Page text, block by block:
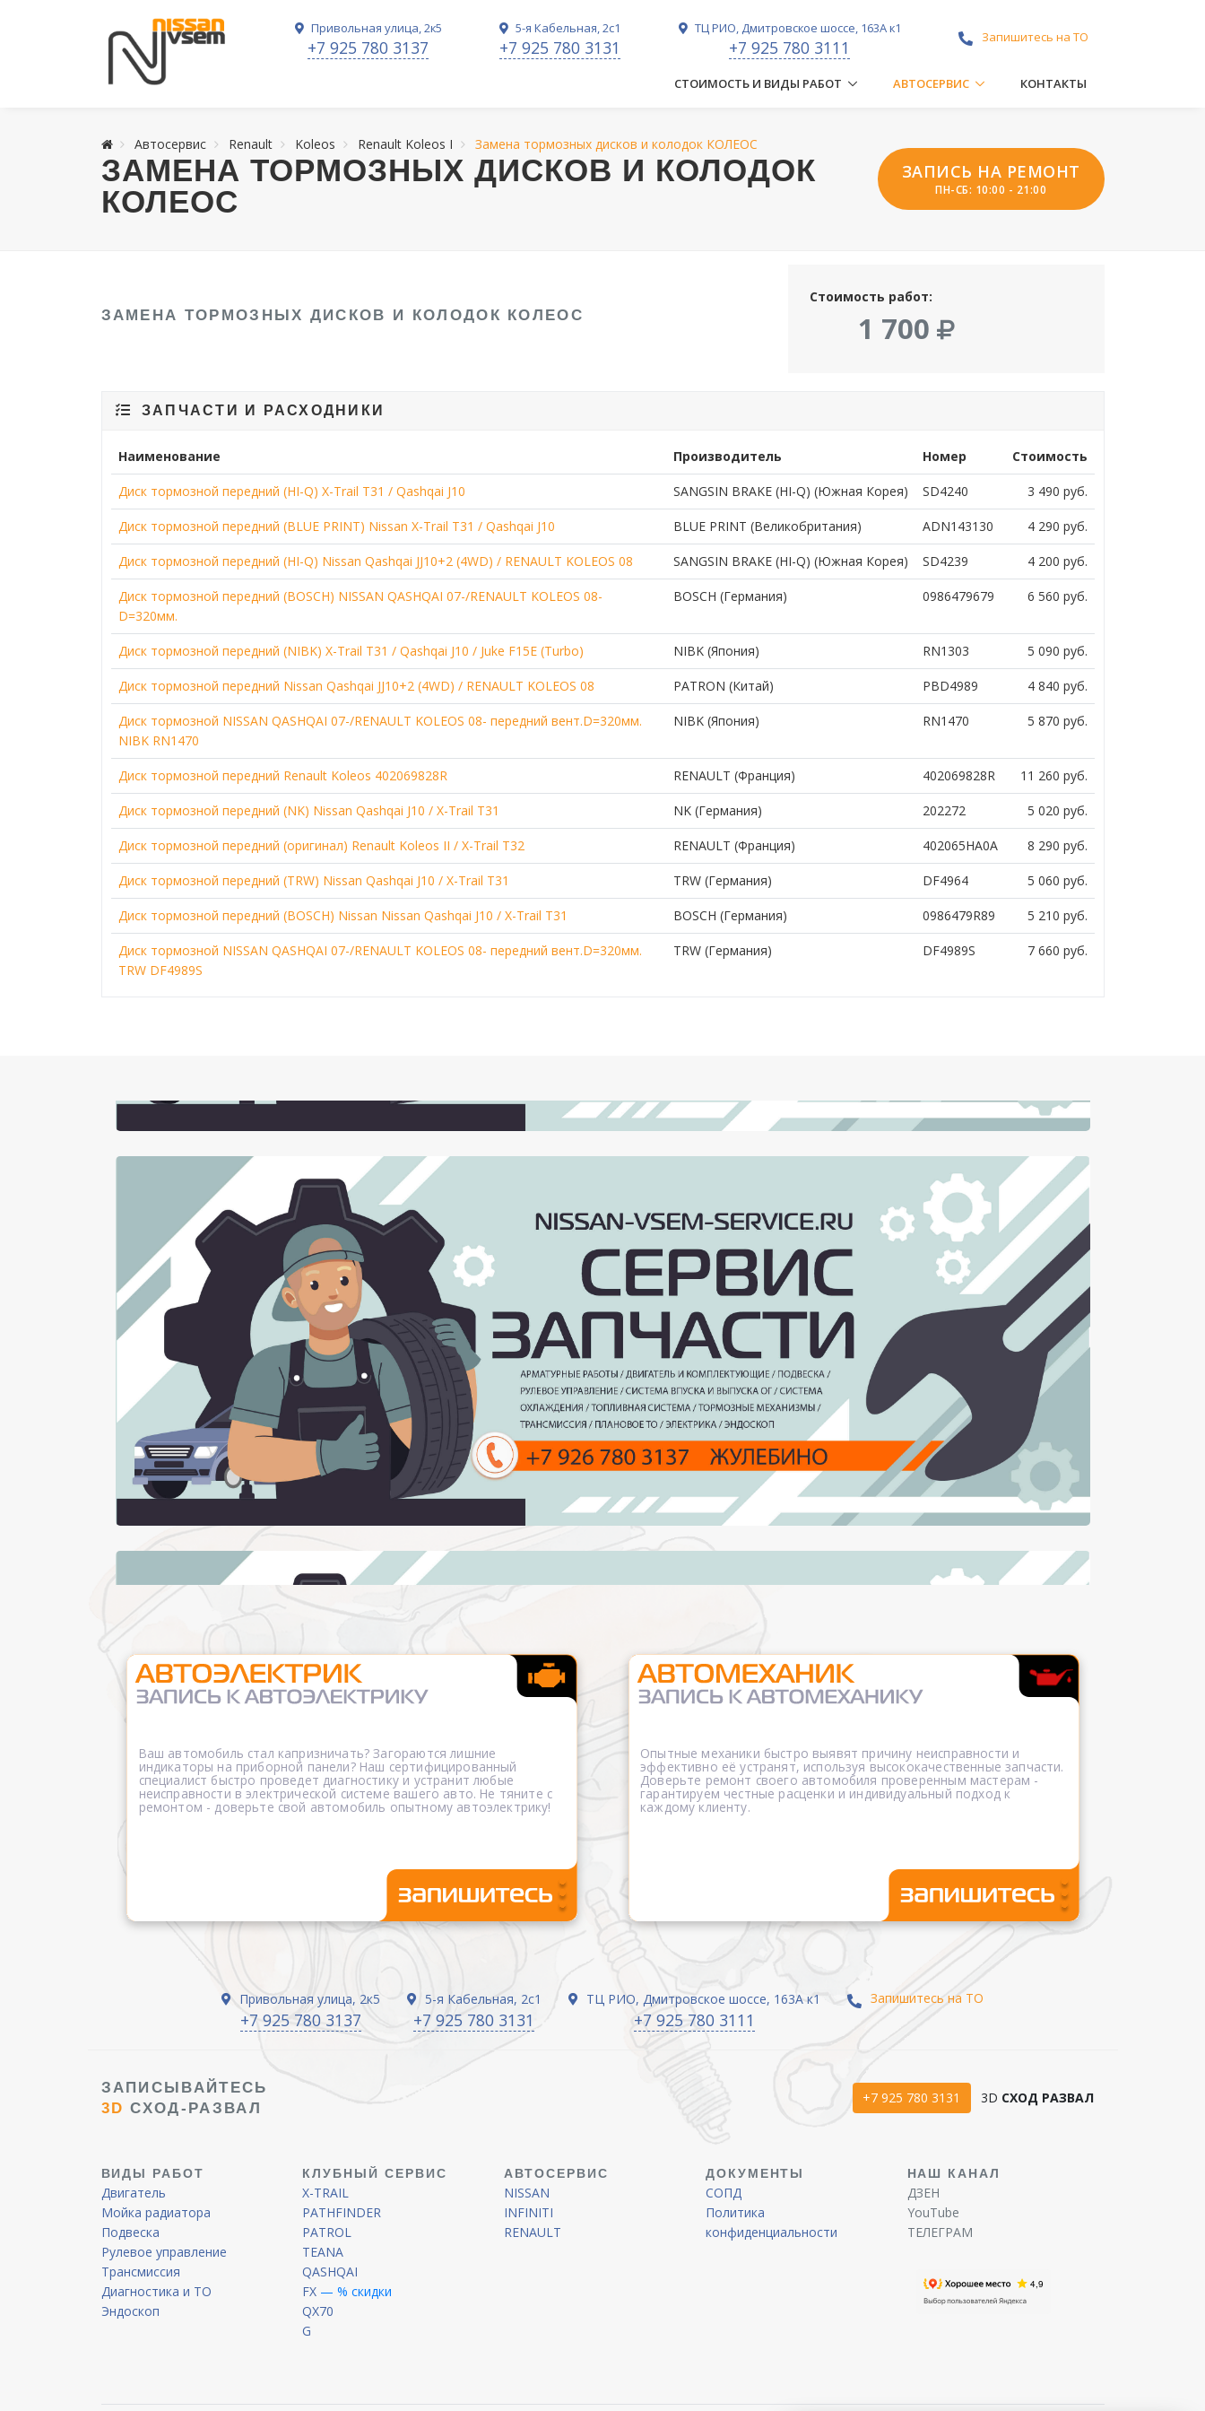
Привольная улица, 2к5
+7 925 780 3137
5-я Кабельная, 2с1
+7 925 780 3131
ТЦ РИО, Дмитровское шоссе, 163А к1
+7 925 780 3111
Запишитесь на ТО
СТОИМОСТЬ И ВИДЫ РАБОТ АВТОСЕРВИС КОНТАКТЫ
Автосервис Renault Koleos Renault Koleos I Замена тормозных дисков и колодок КОЛЕОС
ЗАМЕНА ТОРМОЗНЫХ ДИСКОВ И КОЛОДОК
КОЛЕОС
ЗАПИСЬ НА РЕМОНТ
ПН-СБ: 10:00 - 21:00
ЗАМЕНА ТОРМОЗНЫХ ДИСКОВ И КОЛОДОК КОЛЕОС
Стоимость работ:
1 700
ЗАПЧАСТИ И РАСХОДНИКИ
Наименование Производитель Номер Стоимость
Диск тормозной передний (HI-Q) X-Trail T31 / Qashqai J10 SANGSIN BRAKE (HI-Q) (Южная Корея) SD4240 3 490 руб.
Диск тормозной передний (BLUE PRINT) Nissan X-Trail T31 / Qashqai J10 BLUE PRINT (Великобритания) ADN143130 4 290 руб.
Диск тормозной передний (HI-Q) Nissan Qashqai JJ10+2 (4WD) / RENAULT KOLEOS 08 SANGSIN BRAKE (HI-Q) (Южная Корея) SD4239 4 200 руб.
Диск тормозной передний (BOSCH) NISSAN QASHQAI 07-/RENAULT KOLEOS 08-
D=320мм.
BOSCH (Германия) 0986479679 6 560 руб.
Диск тормозной передний (NIBK) X-Trail T31 / Qashqai J10 / Juke F15E (Turbo) NIBK (Япония) RN1303 5 090 руб.
Диск тормозной передний Nissan Qashqai JJ10+2 (4WD) / RENAULT KOLEOS 08 PATRON (Китай) PBD4989 4 840 руб.
Диск тормозной NISSAN QASHQAI 07-/RENAULT KOLEOS 08- передний вент.D=320мм.
NIBK RN1470
NIBK (Япония) RN1470 5 870 руб.
Диск тормозной передний Renault Koleos 402069828R RENAULT (Франция) 402069828R 11 260 руб.
Диск тормозной передний (NK) Nissan Qashqai J10 / X-Trail T31 NK (Германия) 202272 5 020 руб.
Диск тормозной передний (оригинал) Renault Koleos II / X-Trail T32 RENAULT (Франция) 402065HA0A 8 290 руб.
Диск тормозной передний (TRW) Nissan Qashqai J10 / X-Trail T31 TRW (Германия) DF4964 5 060 руб.
Диск тормозной передний (BOSCH) Nissan Nissan Qashqai J10 / X-Trail T31 BOSCH (Германия) 0986479R89 5 210 руб.
Диск тормозной NISSAN QASHQAI 07-/RENAULT KOLEOS 08- передний вент.D=320мм.
TRW DF4989S
TRW (Германия) DF4989S 7 660 руб.
Ваш автомобиль стал капризничать? Загораются лишние
индикаторы на приборной панели? Наш сертифицированный
специалист быстро проведет диагностику и устранит любые
неисправности в электрической системе вашего авто. Не тяните с
ремонтом - доверьте свой автомобиль опытному автоэлектрику!
Опытные механики быстро выявят причину неисправности и
эффективно её устранят, используя высококачественные запчасти.
Доверьте ремонт своего автомобиля проверенным мастерам -
гарантируем честные расценки и индивидуальный подход к
каждому клиенту.
Привольная улица, 2к5
+7 925 780 3137
5-я Кабельная, 2с1
+7 925 780 3131
ТЦ РИО, Дмитровское шоссе, 163А к1
+7 925 780 3111
Запишитесь на ТО
ЗАПИСЫВАЙТЕСЬ
3D СХОД-РАЗВАЛ
+7 925 780 3131 3D СХОД РАЗВАЛ
ВИДЫ РАБОТ
Двигатель
Мойка радиатора
Подвеска
Рулевое управление
Трансмиссия
Диагностика и ТО
Эндоскоп
КЛУБНЫЙ СЕРВИС
X-TRAIL
PATHFINDER
PATROL
TEANA
QASHQAI
FX — % скидки
QX70
G
АВТОСЕРВИС
NISSAN
INFINITI
RENAULT
ДОКУМЕНТЫ
СОПД
Политика
конфиденциальности
НАШ КАНАЛ
ДЗЕН
YouTube
ТЕЛЕГРАМ